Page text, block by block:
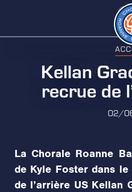
Kellan
recrue de
02/
La Chorale Roanne
de Kyle Foster dans
de l’arrière US Kellan